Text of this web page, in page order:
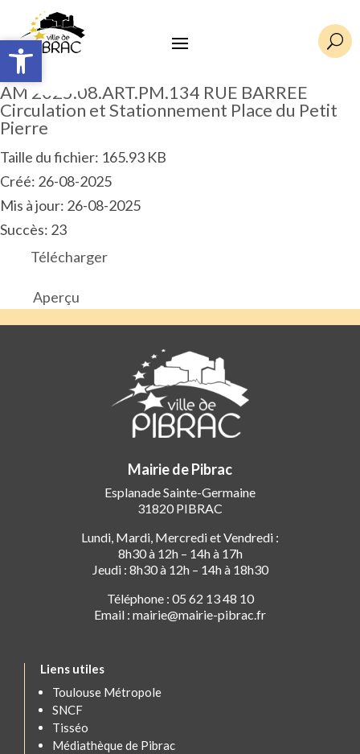
Ouvrir la barre d’outils U
AM 2025.08.ART.PM.134 RUE BARREE
Circulation et Stationnement Place du Petit
Pierre
Taille du fichier: 165.93 KB
Créé: 26-08-2025
Mis à jour: 26-08-2025
Succès: 23
Télécharger
Aperçu
Mairie de Pibrac
Esplanade Sainte-Germaine
31820 PIBRAC
Lundi, Mardi, Mercredi et Vendredi :
8h30 à 12h – 14h à 17h
Jeudi : 8h30 à 12h – 14h à 18h30
Téléphone : 05 62 13 48 10
Email : mairie@mairie-pibrac.fr
Liens utiles
Toulouse Métropole
SNCF
Tisséo
Médiathèque de Pibrac
Ouvrir la barre d’outils